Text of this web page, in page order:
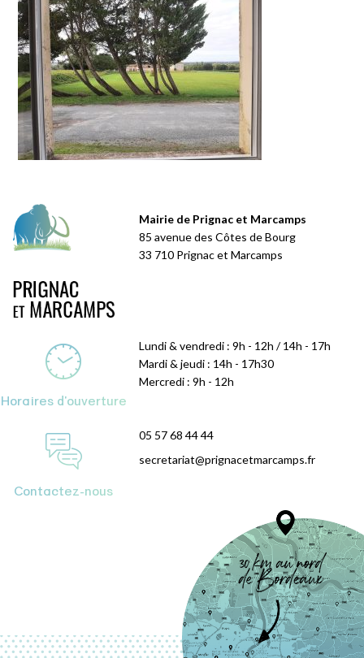
Mairie de Prignac et Marcamps
85 avenue des Côtes de Bourg
33 710 Prignac et Marcamps
Horaires d'ouverture
Lundi & vendredi : 9h - 12h / 14h - 17h
Mardi & jeudi : 14h - 17h30
Mercredi : 9h - 12h
Contactez-nous
05 57 68 44 44
secretariat@prignacetmarcamps.fr